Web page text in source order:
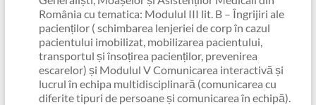
România cu tematica: Modulul III lit. B – Îngrijiri ale
pacienților ( schimbarea lenjeriei de corp în cazul
pacientului imobilizat, mobilizarea pacientului,
transportul și însoțirea pacienților, prevenirea
escarelor) și Modulul V Comunicarea interactivă și
lucrul în echipa multidisciplinară (comunicarea cu
diferite tipuri de persoane și comunicarea în echipă).